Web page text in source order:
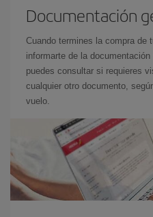
Documentación
Cuando termines la compra de
informarte de la
puedes consultar si requieres
cualquier otro documento,
vuelo.